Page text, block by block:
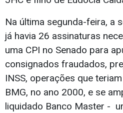
Na última segunda-feira, a
já havia 26 assinaturas
uma CPI no Senado para
consignados fraudados,
INSS, operações que
BMG, no ano 2000, e se
liquidado Banco Master -